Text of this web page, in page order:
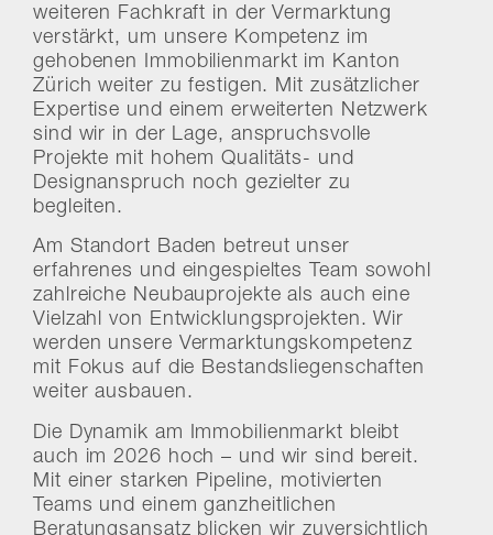
weiteren Fachkraft in der Vermarktung
verstärkt, um unsere Kompetenz im
gehobenen Immobilienmarkt im Kanton
Zürich weiter zu festigen. Mit zusätzlicher
Expertise und einem erweiterten Netzwerk
sind wir in der Lage, anspruchsvolle
Projekte mit hohem Qualitäts- und
Designanspruch noch gezielter zu
begleiten.
Am Standort Baden betreut unser
erfahrenes und eingespieltes Team sowohl
zahlreiche Neubauprojekte als auch eine
Vielzahl von Entwicklungsprojekten. Wir
werden unsere Vermarktungskompetenz
mit Fokus auf die Bestandsliegenschaften
weiter ausbauen.
Die Dynamik am Immobilienmarkt bleibt
auch im 2026 hoch – und wir sind bereit.
Mit einer starken Pipeline, motivierten
Teams und einem ganzheitlichen
Beratungsansatz blicken wir zuversichtlich